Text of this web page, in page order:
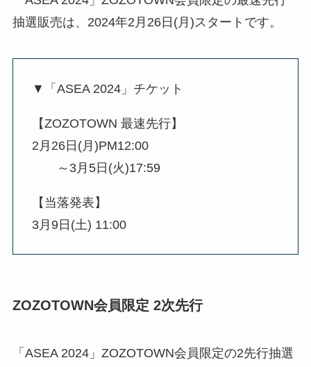
抽選販売は、2024年2月26日(月)スタートです。
▼「ASEA 2024」チケット
【ZOZOTOWN 最速先行】
2月26日(月)PM12:00
～3月5日(火)17:59
【当落発表】
3月9日(土) 11:00
ZOZOTOWN会員限定 2次先行
「ASEA 2024」ZOZOTOWN会員限定の2先行抽選